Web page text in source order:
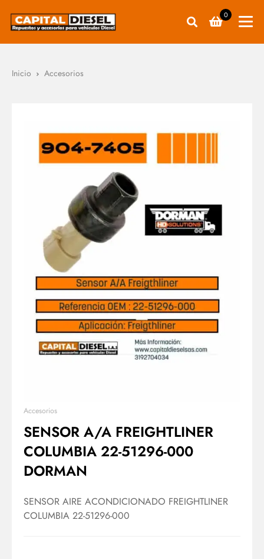
0
Inicio Accesorios
Accesorios
SENSOR A/A FREIGHTLINER
COLUMBIA 22-51296-000
DORMAN
SENSOR AIRE ACONDICIONADO FREIGHTLINER
COLUMBIA 22-51296-000